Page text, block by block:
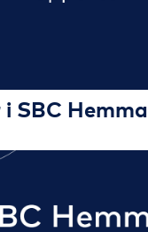
SBC Hemma